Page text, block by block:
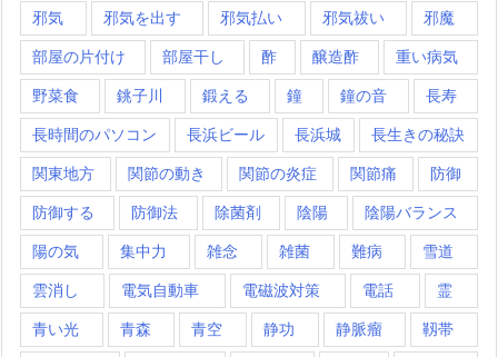
邪気 邪気を出す 邪気払い 邪気祓い 邪魔
部屋の片付け 部屋干し 酢 醸造酢 重い病気
野菜食 銚子川 鍛える 鐘 鐘の音 長寿
長時間のパソコン 長浜ビール 長浜城 長生きの秘訣
関東地方 関節の動き 関節の炎症 関節痛 防御
防御する 防御法 除菌剤 陰陽 陰陽バランス
陽の気 集中力 雑念 雑菌 難病 雪道
雲消し 電気自動車 電磁波対策 電話 霊
青い光 青森 青空 静功 静脈瘤 靱帯